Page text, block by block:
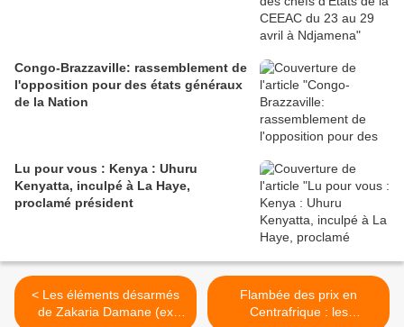
Congo-Brazzaville: rassemblement de
l'opposition pour des états généraux
de la Nation
Lu pour vous : Kenya : Uhuru
Kenyatta, inculpé à La Haye,
proclamé président
< Les éléments désarmés
de Zakaria Damane (ex
Flambée des prix en
Centrafrique : les